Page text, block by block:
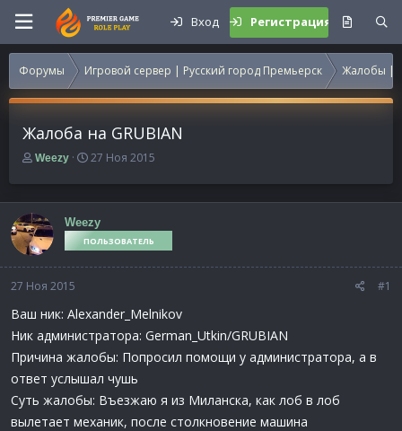
Вход Регистрация
Форумы Игровой сервер | Русский город Премьерск Жалобы |
Жалоба на GRUBIAN
А
т
о
р
т
е
м
ы
Weezy
Д
т
а
н
а
ч
а
27 Ноя 2015
Weezy
ПОЛЬЗОВАТЕЛЬ
27 Ноя 2015 #1
Ваш ник: Alexander_Melnikov
Ник администратора: German_Utkin/GRUBIAN
Причина жалобы: Попросил помощи у администратора, а в
ответ услышал чушь
Суть жалобы: Въезжаю я из Миланска, как лоб в лоб
вылетает механик, после столкновение машина